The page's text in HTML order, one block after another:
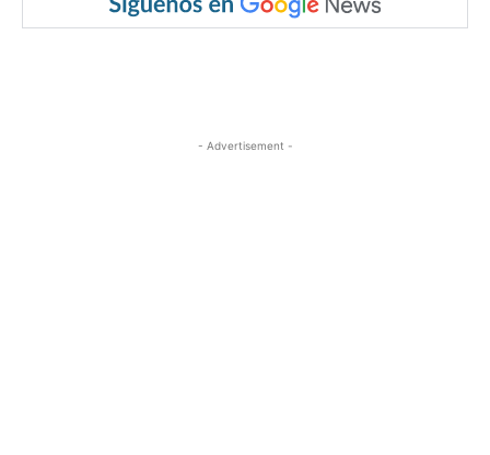
- Advertisement -